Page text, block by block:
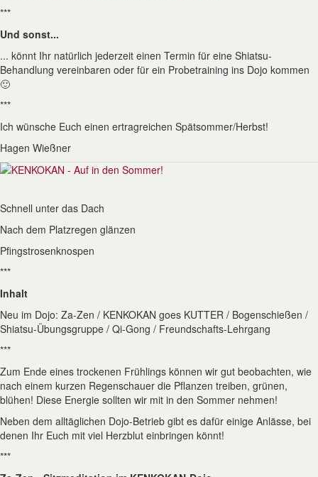
***
Und sonst...
... könnt Ihr natürlich jederzeit einen Termin für eine Shiatsu-
Behandlung vereinbaren oder für ein Probetraining ins Dojo kommen
🙂
***
Ich wünsche Euch einen ertragreichen Spätsommer/Herbst!
Hagen Wießner
Schnell unter das Dach
Nach dem Platzregen glänzen
Pfingstrosenknospen
***
Inhalt
Neu im Dojo: Za-Zen / KENKOKAN goes KUTTER / Bogenschießen /
Shiatsu-Übungsgruppe / Qi-Gong / Freundschafts-Lehrgang
***
Zum Ende eines trockenen Frühlings können wir gut beobachten, wie
nach einem kurzen Regenschauer die Pflanzen treiben, grünen,
blühen! Diese Energie sollten wir mit in den Sommer nehmen!
Neben dem alltäglichen Dojo-Betrieb gibt es dafür einige Anlässe, bei
denen Ihr Euch mit viel Herzblut einbringen könnt!
***